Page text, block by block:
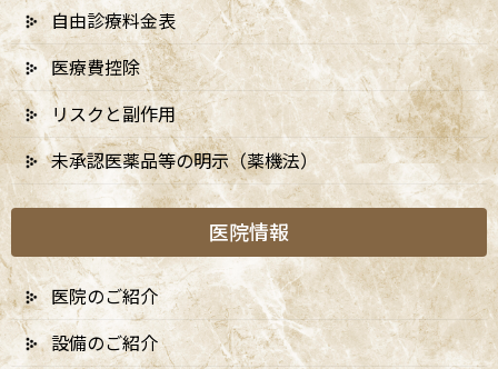
待たなければなりませんでした。この方法は患者様に不快感を与
えることが多く、型取りの精度にも限界がありました。一方、
iTeroはスキャナーを使用して数分でデジタルデータを取得できる
ため、患者様の快適性が大きく向上します。また、スキャンデー
タはすぐに歯科医師が確認でき、治療計画を迅速に進めることが
できます。
4. アウトカムシミュレーションにつ
iTeroの一つの重要な機能がアウトカムシミュレーションです。こ
れは、患者様の歯型をもとに、治療後の結果を予測するための機
能です。例えば、矯正治療を行う前に、治療後の歯並びを視覚的
自由診療料金表
医療費控除
リスクと副作用
未承認医薬品等の明示（薬機法）
医院情報
医院のご紹介
設備のご紹介